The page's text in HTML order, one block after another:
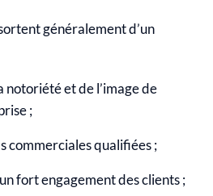
généralement d’un
notoriété et de l’image de
;
commerciales qualifiées ;
fort engagement des clients ;